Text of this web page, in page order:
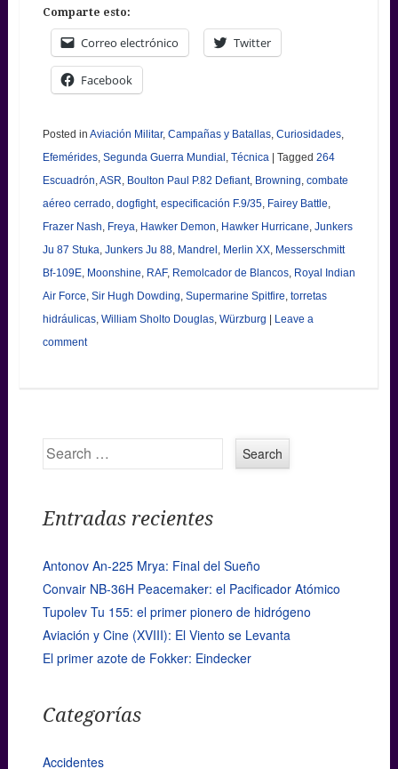
Comparte esto:
Correo electrónico Twitter
Facebook
Posted in Aviación Militar, Campañas y Batallas, Curiosidades,
Efemérides, Segunda Guerra Mundial , Técnica Tagged 264
Escuadrón,ASR, Boulton Paul P.82 Defiant, Browning, combate
aéreo cerrado, dogfight, especificación F.9/35, Fairey Battle,
Frazer Nash, Freya, Hawker Demon, Hawker Hurricane, Junkers
Ju 87 Stuka, Junkers Ju 88, Mandrel , Merlin XX, Messerschmitt
Bf-109E, Moonshine, RAF, Remolcador de Blancos, Royal Indian
Air Force, Sir Hugh Dowding, Supermarine Spitfire, torretas
hidráulicas, William Sholto Douglas, Würzburg
Leave a
comment
Search
Entradas recientes
Antonov An-225 Mrya: Final del Sueño
Convair NB-36H Peacemaker: el Pacificador Atómico
Tupolev Tu 155: el primer pionero de hidrógeno
Aviación y Cine (XVIII): El Viento se Levanta
El primer azote de Fokker: Eindecker
Categorías
Accidentes